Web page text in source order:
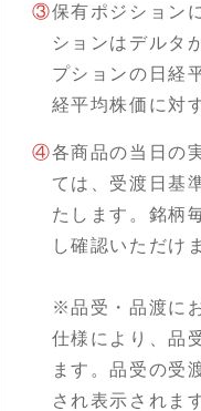
③保有ポジション
ションはデルタ
プションの日経
経平均株価に対
④各商品の当日の
ては、受渡日基
たします。銘柄
し確認いただけ
※品受・品渡に
仕様により、品
ます。品受の受
され表示されま